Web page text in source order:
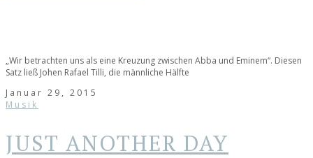
„Wir betrachten uns als eine Kreuzung zwischen Abba und Eminem“. Diesen
Satz ließ Johen Rafael Tilli, die männliche Hälfte
Januar 29, 2015
Musik
JUST ANOTHER DAY